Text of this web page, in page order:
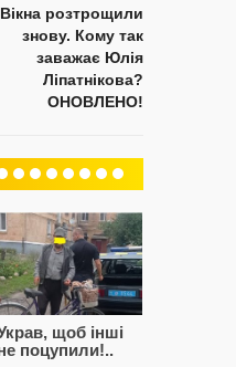
Вікна розтрощили
знову. Кому так
заважає Юлія
Ліпатнікова?
ОНОВЛЕНО!
щоб інші
поцупили!..